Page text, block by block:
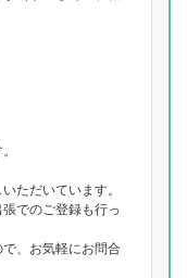
ただいています。
でのご登録も行っ
、お気軽にお問合